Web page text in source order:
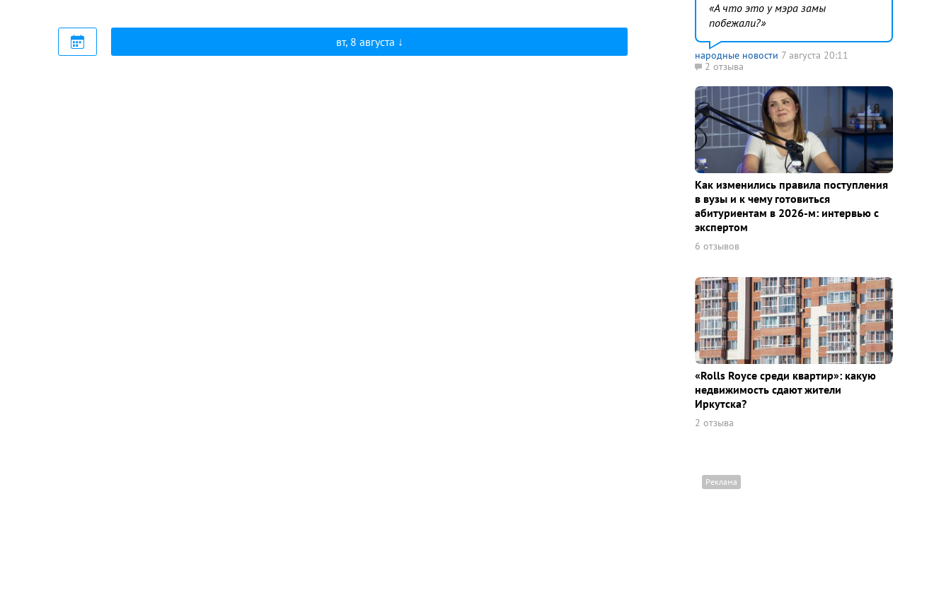
вт, 8 августа
А что это у мэра замы
побежали?
народные новости 7 августа 20:11
2 отзыва
Как изменились правила поступления
в вузы и к чему готовиться
абитуриентам в 2026-м: интервью с
экспертом
6 отзывов
«Rolls Royce среди квaртир»: какую
недвижимость сдают жители
Иркутска?
2 отзыва